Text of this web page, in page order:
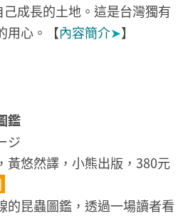
成長的土地。這是台灣獨有
用心。【內容簡介➤】
鑑
ジ
黃悠然譯，小熊出版，380元
的昆蟲圖鑑，透過一場讀者看